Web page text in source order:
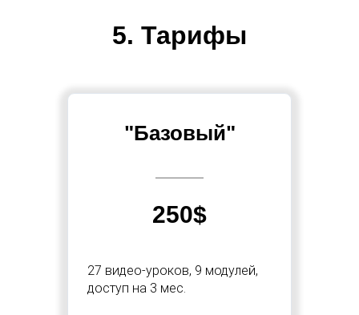
5. Тарифы
"Базовый"
250$
27 видео-уроков, 9 модулей,
доступ на 3 мес.